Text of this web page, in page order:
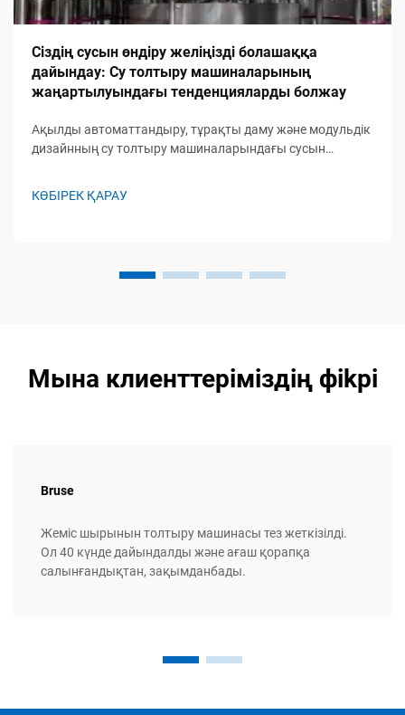
Сіздің сусын өндіру желіңізді болашаққа
дайындау: Су толтыру машиналарының
жаңартылуындағы тенденцияларды болжау
Ақылды автоматтандыру, тұрақты даму және модульдік
дизайнның су толтыру машиналарындағы сусын
КӨБІРЕК ҚАРАУ
Мына клиенттеріміздің фikрi
Bruse
Жеміс шырынын толтыру машинасы тез жеткізілді.
Ол 40 күнде дайындалды және ағаш қорапқа
салынғандықтан, зақымданбады.